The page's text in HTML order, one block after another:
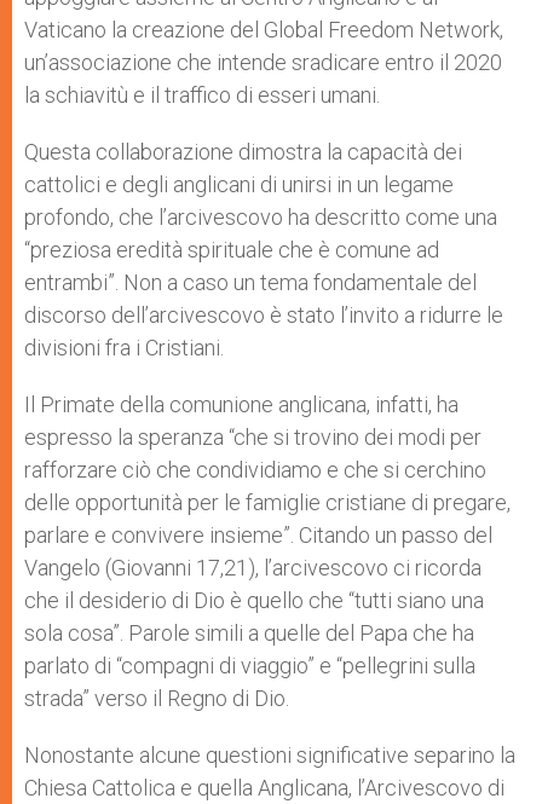
Vaticano la creazione del Global Freedom Network,
un’associazione che intende sradicare entro il 2020
la schiavitù e il traffico di esseri umani.
Questa collaborazione dimostra la capacità dei
cattolici e degli anglicani di unirsi in un legame
profondo, che l’arcivescovo ha descritto come una
“preziosa eredità spirituale che è comune ad
entrambi”. Non a caso un tema fondamentale del
discorso dell’arcivescovo è stato l’invito a ridurre le
divisioni fra i Cristiani.
Il Primate della comunione anglicana, infatti, ha
espresso la speranza “che si trovino dei modi per
rafforzare ciò che condividiamo e che si cerchino
delle opportunità per le famiglie cristiane di pregare,
parlare e convivere insieme”. Citando un passo del
Vangelo (Giovanni 17,21), l’arcivescovo ci ricorda
che il desiderio di Dio è quello che “tutti siano una
sola cosa”. Parole simili a quelle del Papa che ha
parlato di “compagni di viaggio” e “pellegrini sulla
strada” verso il Regno di Dio.
Nonostante alcune questioni significative separino la
Chiesa Cattolica e quella Anglicana, l’Arcivescovo di